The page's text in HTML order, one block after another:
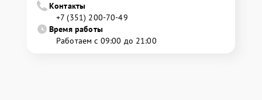
Контакты
+7 (351) 200-70-49
Время работы
Работаем с 09:00 до 21:00